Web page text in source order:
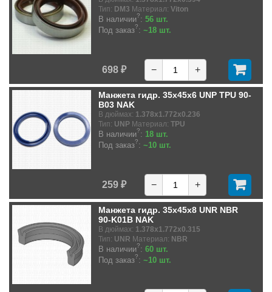
Тип: DM3 Материал: Viton
В наличии?: 56 шт.
Под заказ?: ~18 шт.
698 ₽ − +
Манжета гидр. 35x45x6 UNP TPU 90-
B03 NAK
В дюймах: 1.378x1.772x0.236
Тип: UNP Материал: TPU
В наличии?: 18 шт.
Под заказ?: ~10 шт.
259 ₽ − +
Манжета гидр. 35x45x8 UNR NBR
90-K01B NAK
В дюймах: 1.378x1.772x0.315
Тип: UNR Материал: NBR
В наличии?: 60 шт.
Под заказ?: ~10 шт.